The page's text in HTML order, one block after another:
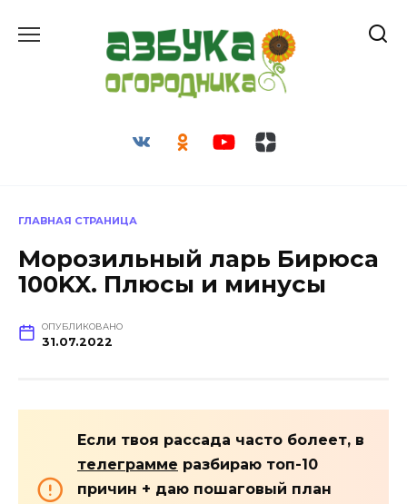
ГЛАВНАЯ СТРАНИЦА
Морозильный ларь Бирюса
100KX. Плюсы и минусы
ОПУБЛИКОВАНО
31.07.2022
Если твоя рассада часто болеет, в
телеграмме разбираю топ-10
причин + даю пошаговый план